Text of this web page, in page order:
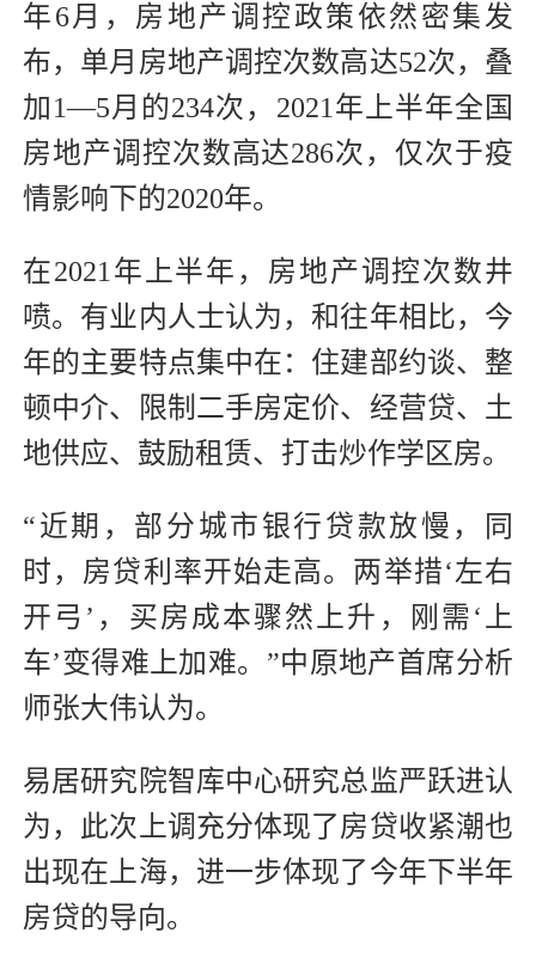
年6月，房地产调控政策依然密集发
布，单月房地产调控次数高达52次，叠
加1—5月的234次，2021年上半年全国
房地产调控次数高达286次，仅次于疫
情影响下的2020年。
在2021年上半年，房地产调控次数井
喷。有业内人士认为，和往年相比，今
年的主要特点集中在：住建部约谈、整
顿中介、限制二手房定价、经营贷、土
地供应、鼓励租赁、打击炒作学区房。
“近期，部分城市银行贷款放慢，同
时，房贷利率开始走高。两举措‘左右
开弓’，买房成本骤然上升，刚需‘上
车’变得难上加难。”中原地产首席分析
师张大伟认为。
易居研究院智库中心研究总监严跃进认
为，此次上调充分体现了房贷收紧潮也
出现在上海，进一步体现了今年下半年
房贷的导向。